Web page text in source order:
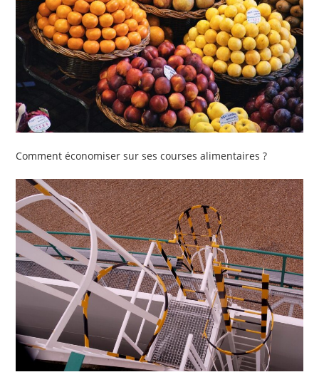
Comment économiser sur ses courses alimentaires ?